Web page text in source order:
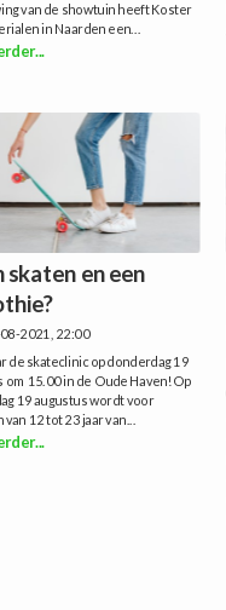
van de showtuin heeft Koster
in Naarden een...
skaten en een
2021, 22:00
de skateclinic op donderdag 19
om 15.00 in de Oude Haven!Op
19 augustus wordt voor
12 tot 23 jaar van...